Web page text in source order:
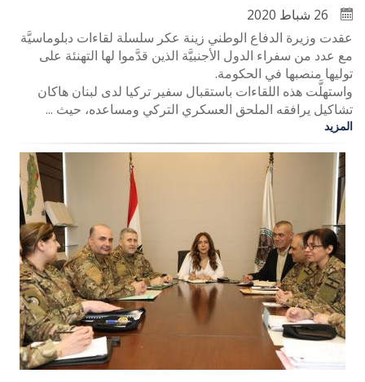
عقدت وزيرة الدفاع الوطني زينة عكر سلسلة لقاءات دبلوماسيَّة
مع عدد من سفراء الدول الأجنبيَّة الذين قدَّموا لها التهنئة على
توليها منصبها في الحكومة.
واستهلَّت هذه اللقاءات باستقبال سفير تركيا لدى لبنان هاكان
تشاكيل يرافقه الملحق العسكري التركي ومساعده، حيث ...
المزيد